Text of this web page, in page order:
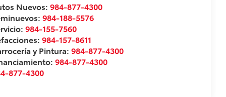
Nuevos:984-877-4300
984-188-5576
984-155-7560
984-157-8611
y Pintura:984-877-4300
984-877-4300
877-4300